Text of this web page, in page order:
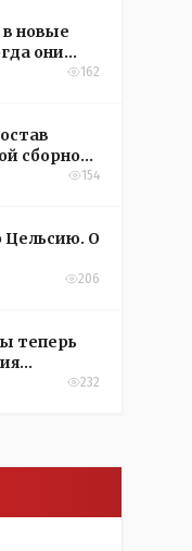
новые
они
162
сборной
154
Цельсию. О
206
теперь
232